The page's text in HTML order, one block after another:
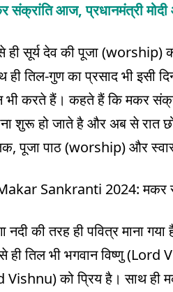
संक्रांति आज, प्रधानमंत्री
ही सूर्य देव की पूजा (worship)
ही तिल-गुण का प्रसाद भी इसी
भी करते हैं। कहते हैं कि मकर
शुरू हो जाते है और अब से रात
पूजा पाठ (worship) और
नदी की तरह ही पवित्र माना
ही तिल भी भगवान विष्णु
Vishnu) को प्रिय है। साथ ही